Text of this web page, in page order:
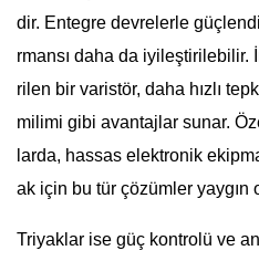
dir. Entegre devrelerle
rmansı daha da
rilen bir varistör, daha hızlı
milimi gibi avantajlar sunar.
larda, hassas elektronik
ak için bu tür çözümler yaygın
Triyaklar ise güç kontrolü ve